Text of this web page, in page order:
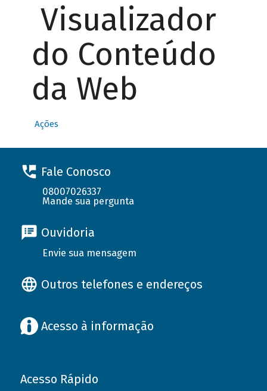
Visualizador
do Conteúdo
da Web
Ações
Fale Conosco
08007026337
Mande sua pergunta
Ouvidoria
Envie sua mensagem
Outros telefones e endereços
Acesso à informação
Acesso Rápido